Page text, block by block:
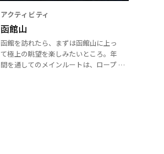
アクティビティ
函館山
函館を訪れたら、まずは函館山に上っ
て極上の眺望を楽しみたいところ。年
間を通してのメインルートは、ロープ